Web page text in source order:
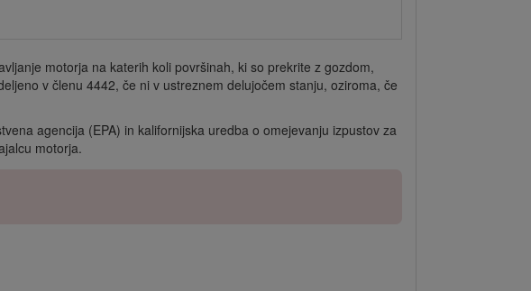
motorja na katerih koli površinah, ki so prekrite z gozdom,
v členu 4442, če ni v ustreznem delujočem stanju, oziroma, če
agencija (EPA) in kalifornijska uredba o omejevanju izpustov za
motorja.